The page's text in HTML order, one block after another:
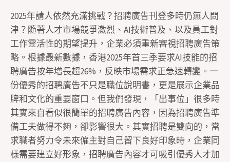
2025年請人依然充滿挑戰？招聘廣告刊登多時仍無人問
津？隨著人才市場競爭激烈、AI技術普及、以及員工對
工作靈活性的期望提升，企業必須重新審視招聘廣告策
略。根據最新數據，香港2025年首三季要求AI技能的招
聘廣告按年增長超26%，反映市場需求正急速轉變。一
份優秀的招聘廣告不只是職位說明書，更是展示企業品
牌和文化的重要窗口。但我們發現，「出事位」很多時
其實來自看似很簡單的招聘廣告內容，因為招聘廣告準
備工夫做得不夠，卻影響很大。其實招聘是雙向的，當
求職者努力令未來僱主對自己留下良好印象時，企業同
樣需要建立好形象，招聘廣告內容才可吸引優秀人才加